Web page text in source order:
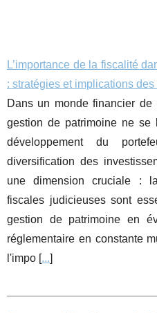
L’importance de la fiscalité
: stratégies et implications
Dans un monde financier
gestion de patrimoine ne
développement du
diversification des
une dimension cruciale :
fiscales judicieuses sont
gestion de patrimoine en
réglementaire en constante
l'impo [...]